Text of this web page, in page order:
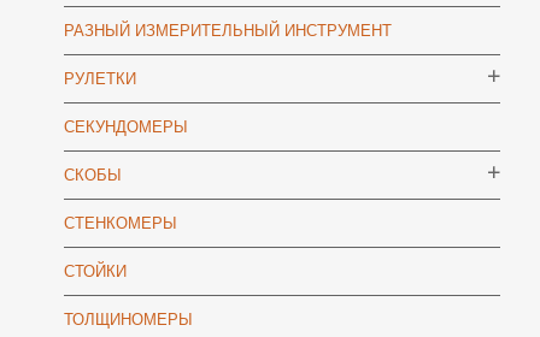
РАЗНЫЙ ИЗМЕРИТЕЛЬНЫЙ ИНСТРУМЕНТ
РУЛЕТКИ
СЕКУНДОМЕРЫ
СКОБЫ
СТЕНКОМЕРЫ
СТОЙКИ
ТОЛЩИНОМЕРЫ